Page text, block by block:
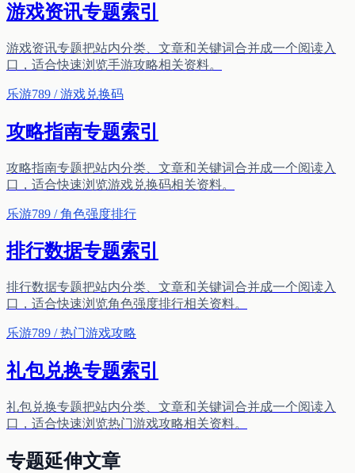
游戏资讯专题索引
游戏资讯专题把站内分类、文章和关键词合并成一个阅读入
口，适合快速浏览手游攻略相关资料。
乐游789 / 游戏兑换码
攻略指南专题索引
攻略指南专题把站内分类、文章和关键词合并成一个阅读入
口，适合快速浏览游戏兑换码相关资料。
乐游789 / 角色强度排行
排行数据专题索引
排行数据专题把站内分类、文章和关键词合并成一个阅读入
口，适合快速浏览角色强度排行相关资料。
乐游789 / 热门游戏攻略
礼包兑换专题索引
礼包兑换专题把站内分类、文章和关键词合并成一个阅读入
口，适合快速浏览热门游戏攻略相关资料。
专题延伸文章